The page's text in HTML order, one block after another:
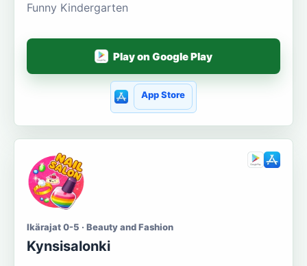
Funny Kindergarten
Play on Google Play
App Store
Ikärajat 0-5 · Beauty and Fashion
Kynsisalonki